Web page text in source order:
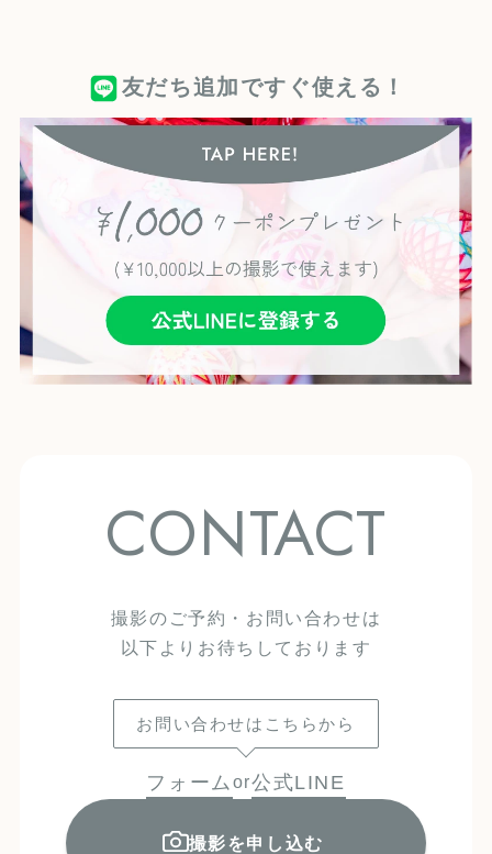
友だち追加ですぐ使える！
CONTACT
撮影のご予約・お問い合わせは
以下よりお待ちしております
お問い合わせはこちらから
フォーム or公式LINE
撮影を申し込む